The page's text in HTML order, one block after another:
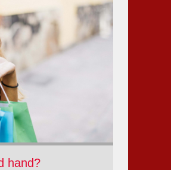
hand?